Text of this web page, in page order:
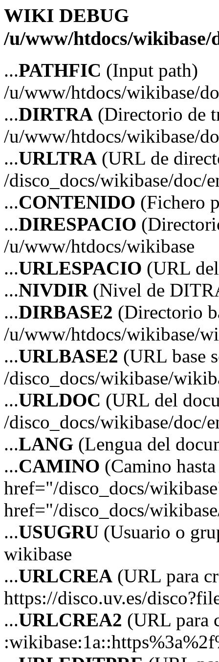
WIKI DEBUG
/u/www/htdocs/wikibase/
...PATHFIC (Input path)
/u/www/htdocs/wikibase/
...DIRTRA (Directorio de
/u/www/htdocs/wikibase/
...URLTRA (URL de
/disco_docs/wikibase/doc/
...CONTENIDO (Fichero
...DIRESPACIO
/u/www/htdocs/wikibase
...URLESPACIO (URL
...NIVDIR(Nivel de
...DIRBASE2 (Directorio
/u/www/htdocs/wikibase/
...URLBASE2 (URL base
/disco_docs/wikibase/
...URLDOC (URL del
/disco_docs/wikibase/doc/
...LANG (Lengua del
...CAMINO (Camino
href="/disco_docs/
href="/disco_docs/
...USUGRU (Usuario o
wikibase
...URLCREA (URL para
https://disco.uv.es/
...URLCREA2 (URL para